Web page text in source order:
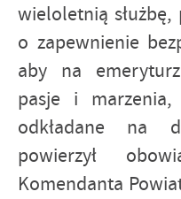
wieloletnią służbę,
o zapewnienie
aby na
pasje i marzenia,
odkładane na
powierzył
Komendanta